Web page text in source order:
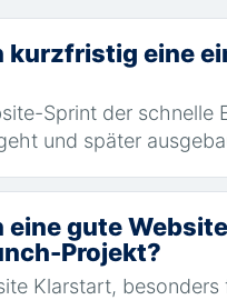
kurzfristig eine
Sprint der schnelle
und später
eine gute
Projekt?
Klarstart,